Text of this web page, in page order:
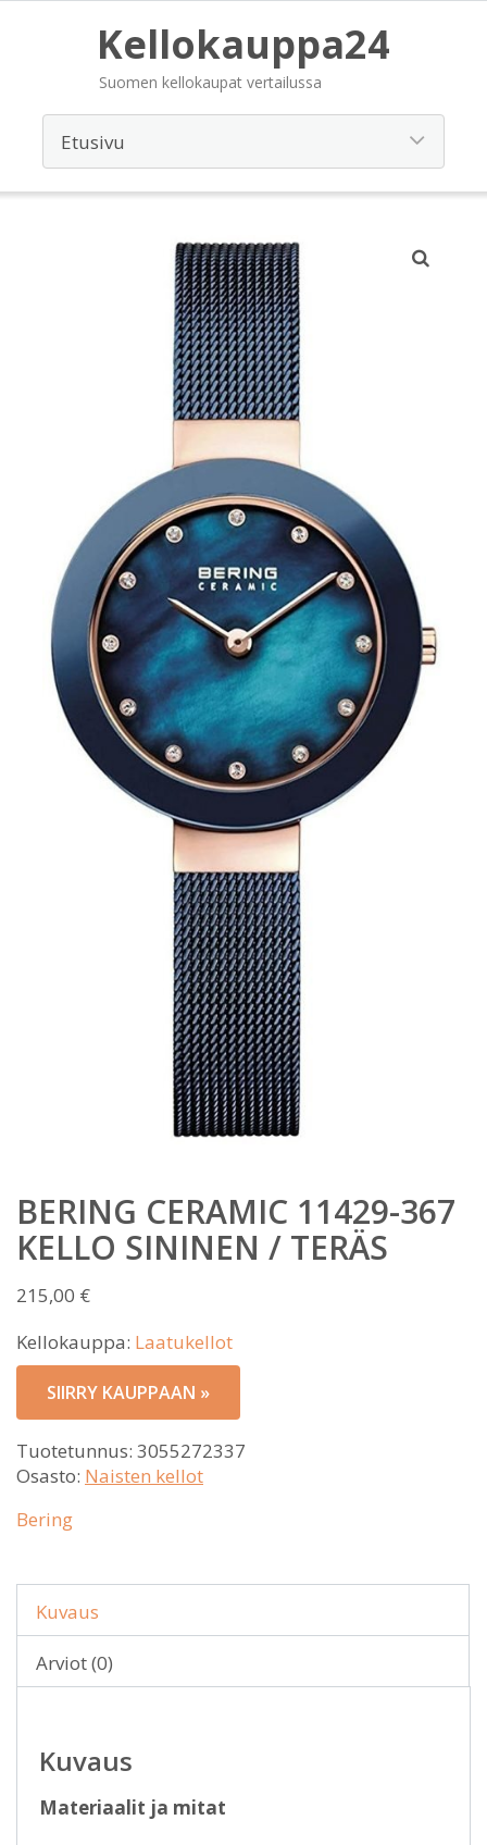
Kellokauppa24
Suomen kellokaupat vertailussa
BERING CERAMIC 11429-367
KELLO SININEN / TERÄS
215,00 €
Kellokauppa: Laatukellot
SIIRRY KAUPPAAN »
Tuotetunnus: 3055272337
Osasto: Naisten kellot
Bering
Kuvaus
Arviot (0)
Kuvaus
Materiaalit ja mitat